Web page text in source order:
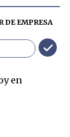
DEEMPRESA
en